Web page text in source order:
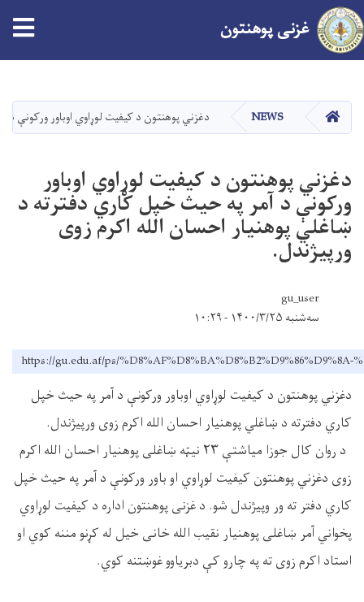
دانګل
غزنی پوهنتون
کور NEWS دغزني پوهنتون د کیفیت لوړاوي اوباور ورکونې
دغزني پوهنتون د کیفیت لوړاوي اوباور
ورکونې د آمر په حیث خپل کاري دفترته د
ښاغلي پوهنیار احسان الله اکرم زوی
ورپیژندل.
gu_user
سه‌شنبه ۱۴۰۰/۳/۲۵ - ۱۰:۲۹
https://gu.edu.af/ps/%D8%AF%D8%BA%D8%B2%D9%86%D9%8A-
دغزني پوهنتون د کیفیت لوړاوي اوباور ورکونې د آمر په حیث خپل
کاري دفترته د ښاغلي پوهنیار احسان الله اکرم زوی ورپیژندل.
د روان کال جوزا میاشتې ٢٣ نيټه ښاغلی پوهنیار احسان الله اکرم
زوی دغزني پوهنتون کیفیت لوړاوي او باور ورکونې د آمر په حیث خپل
کاري دفتر ته ور وپیژندل شو. د غزنی پوهنتون اداره د کیفیت لوړاوي
پخواني آمر ښاغلی پوهنیار نقیب الله خانی خیل له کړنو مننه کوي او
استاد اکرم زوی ته په چارو کې دبریاوو غوښتنه کوي.